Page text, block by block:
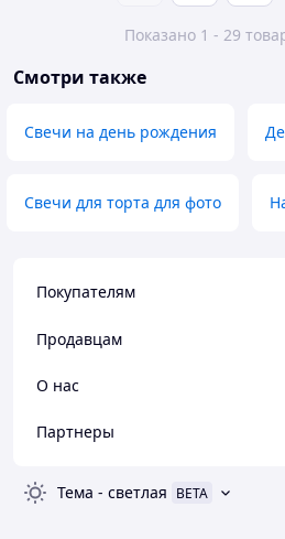
Показано 1 - 29
Смотри также
Свечи на день рождения
Свечи для торта для фото
Покупателям
Продавцам
О нас
Партнеры
Тема - светлая BETA